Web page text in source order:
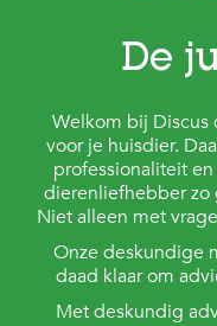
De
Welkom bij Discus
voor je huisdier.
professionaliteit
dierenliefhebber zo
Niet alleen met
Onze deskundige
daad klaar om
Met deskundig